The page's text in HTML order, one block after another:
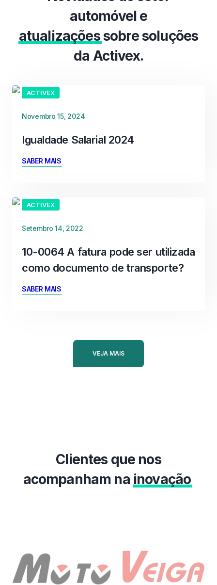
automóvel e
atualizaçõessobre soluções
da Activex.
ACTIVEX
Novembro 15, 2024
Igualdade Salarial 2024
SABER MAIS
ACTIVEX
Setembro 14, 2022
10-0064 A fatura pode ser utilizada
como documento de transporte?
SABER MAIS
VEJA MAIS
Clientes que nos
acompanham na inovação